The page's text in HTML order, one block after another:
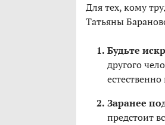
Для тех, кому
Татьяны
Будьте
другого
Заранее
предстоит